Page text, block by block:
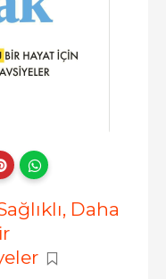
Daha